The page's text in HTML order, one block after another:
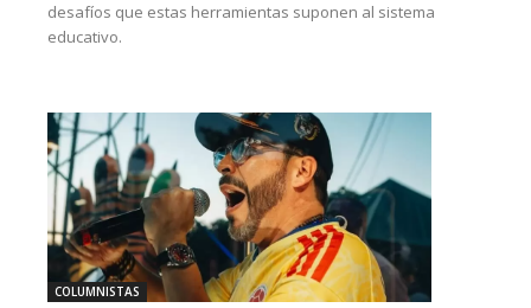
desafíos que estas herramientas suponen al sistema
educativo.
COLUMNISTAS